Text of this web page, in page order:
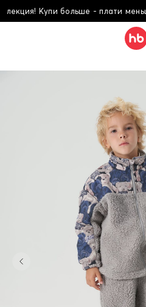
Купи больше - плати меньше!